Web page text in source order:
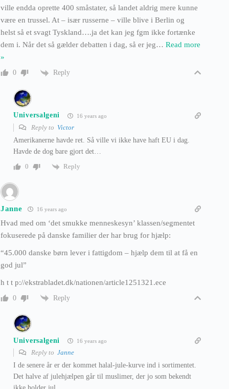
ville endda oprette 400 småstater, så landet aldrig mere kunne
være en trussel. At – især russerne – ville blive i Berlin og
helst så et svagt Tyskland….ja det kan jeg fgm ikke fortænke
dem i. Når det så gælder debatten i dag, så er jeg… Read more
»
0 Reply
Universalgeni 16 years ago
Reply to Victor
Amerikanerne havde ret. Så ville vi ikke have haft EU i dag.
Havde de dog bare gjort det…
0
Reply
Janne 16 years ago
Hvad med om ‘det smukke menneskesyn’ klassen/segmentet
fokuserede på danske familier der har brug for hjælp:
“45.000 danske børn lever i fattigdom – hjælp dem til at få en
god jul”
h t t p://ekstrabladet.dk/nationen/article1251321.ece
0 Reply
Universalgeni 16 years ago
Reply to Janne
I de senere år er der kommet halal-jule-kurve ind i sortimentet.
Det halve af julehjælpen går til muslimer, der jo som bekendt